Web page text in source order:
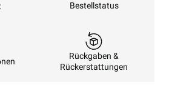
Bestellstatus
Rückgaben &
Rückerstattungen